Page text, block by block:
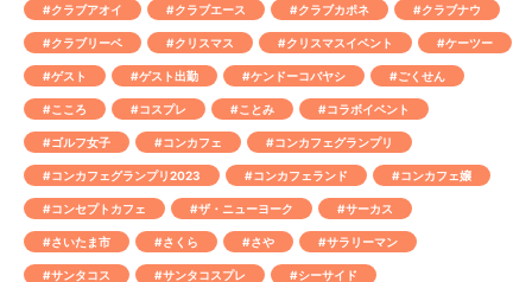
#クラブアオイ #クラブエース #クラブカポネ #クラブナウ
#クラブリーベ #クリスマス #クリスマスイベント #ケーツー
#ゲスト #ゲスト出勤 #ケンドーコバヤシ #ごくせん
#こころ #コスプレ #ことみ #コラボイベント
#ゴルフ女子 #コンカフェ #コンカフェグランプリ
#コンカフェグランプリ2023 #コンカフェランド #コンカフェ嬢
#コンセプトカフェ #ザ・ニューヨーク #サーカス
#さいたま市 #さくら #さや #サラリーマン
#サンタコス #サンタコスプレ #シーサイド